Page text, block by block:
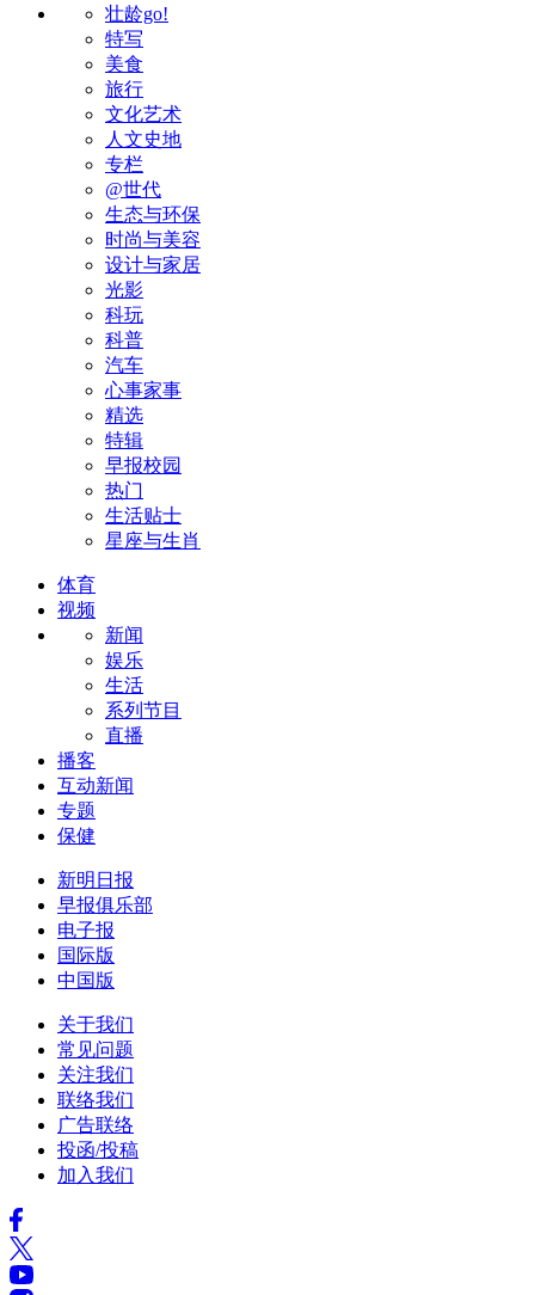
壮龄go!
特写
美食
旅行
文化艺术
人文史地
专栏
@世代
生态与环保
时尚与美容
设计与家居
光影
科玩
科普
汽车
心事家事
精选
特辑
早报校园
热门
生活贴士
星座与生肖
体育
视频
新闻
娱乐
生活
系列节目
直播
播客
互动新闻
专题
保健
新明日报
早报俱乐部
电子报
国际版
中国版
关于我们
常见问题
关注我们
联络我们
广告联络
投函/投稿
加入我们